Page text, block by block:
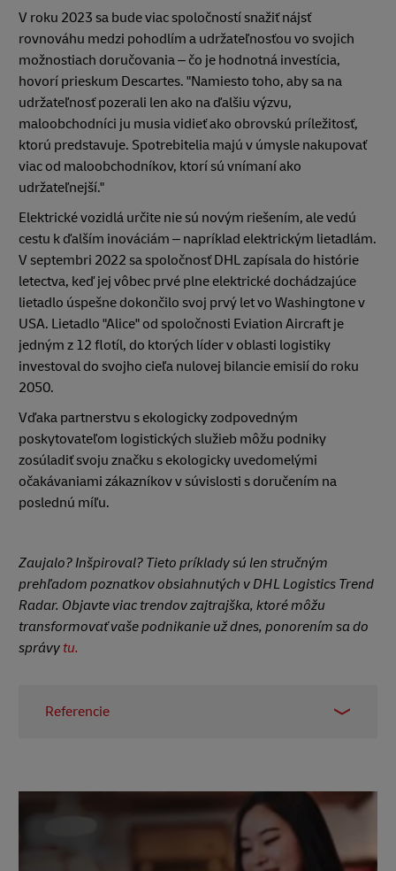
V roku 2023 sa bude viac spoločností snažiť nájsť
rovnováhu medzi pohodlím a udržateľnosťou vo svojich
možnostiach doručovania – čo je hodnotná investícia,
hovorí prieskum Descartes. "Namiesto toho, aby sa na
udržateľnosť pozerali len ako na ďalšiu výzvu,
maloobchodníci ju musia vidieť ako obrovskú príležitosť,
ktorú predstavuje. Spotrebitelia majú v úmysle nakupovať
viac od maloobchodníkov, ktorí sú vnímaní ako
udržateľnejší."
Elektrické vozidlá určite nie sú novým riešením, ale vedú
cestu k ďalším inováciám – napríklad elektrickým lietadlám.
V septembri 2022 sa spoločnosť DHL zapísala do histórie
letectva, keď jej vôbec prvé plne elektrické dochádzajúce
lietadlo úspešne dokončilo svoj prvý let vo Washingtone v
USA. Lietadlo "Alice" od spoločnosti Eviation Aircraft je
jedným z 12 flotíl, do ktorých líder v oblasti logistiky
investoval do svojho cieľa nulovej bilancie emisií do roku
2050.
Vďaka partnerstvu s ekologicky zodpovedným
poskytovateľom logistických služieb môžu podniky
zosúladiť svoju značku s ekologicky uvedomelými
očakávaniami zákazníkov v súvislosti s doručením na
poslednú míľu.
Zaujalo? Inšpiroval? Tieto príklady sú len stručným
prehľadom poznatkov obsiahnutých v DHL Logistics Trend
Radar. Objavte viac trendov zajtrajška, ktoré môžu
transformovať vaše podnikanie už dnes, ponorením sa do
správy tu.
Referencie
, november 2022
Mozog dodávateľského reťazca , december